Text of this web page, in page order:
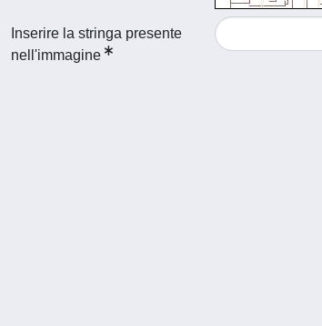
Inserire la stringa presente
nell'immagine